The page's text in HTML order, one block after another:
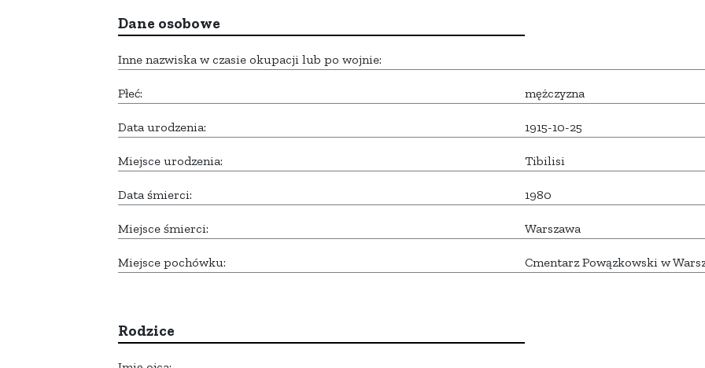
Dane osobowe
Inne nazwiska w czasie okupacji lub po wojnie:
Płeć: mężczyzna
Data urodzenia: 1915-10-25
Miejsce urodzenia: Tibilisi
Data śmierci: 1980
Miejsce śmierci: Warszawa
Miejsce pochówku: Cmentarz Powązkowski w
Rodzice